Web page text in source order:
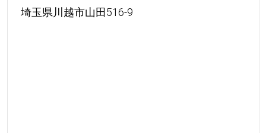
埼玉県川越市山田516-9